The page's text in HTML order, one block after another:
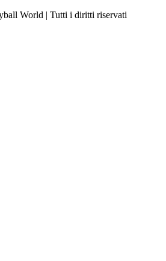
World | Tutti i diritti riservati